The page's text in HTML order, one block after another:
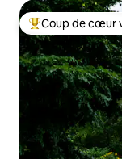
Coup de cœur
Coup de cœur